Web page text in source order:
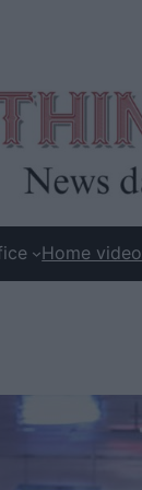
Home video